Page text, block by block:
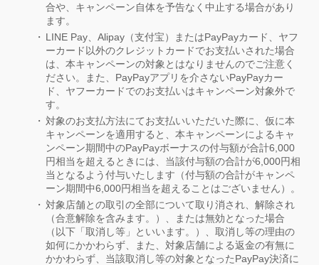
合や、キャンペーン自体を予告なく中止する場合があり
ます。
LINE Pay、Alipay（支付宝）またはPayPayカード、ヤフ
ーカード以外のクレジットカードでお支払いされた場合
は、本キャンペーンの対象とはなりませんのでご注意く
ださい。また、PayPayアプリを介さないPayPayカー
ド、ヤフーカードでのお支払いはキャンペーン対象外で
す。
対象のお支払方法にてお支払いいただいた際に、仮に本
キャンペーンを適用すると、本キャンペーンによるキャ
ンペーン期間中のPayPayボーナスの付与額が合計6,000
円相当を超えるときには、当該付与額の合計が6,000円相
当となるよう付与いたします（付与額の合計がキャンペ
ーン期間中6,000円相当を超えることはございません）。
対象店舗との取引の全部について取り消され、解除され
（合意解除を含みます。）、または無効となった場合
（以下「取消し等」といいます。）、取消し等の理由の
如何にかかわらず、また、対象店舗による返金の有無に
かかわらず、当該取消し等の対象となったPayPay決済に